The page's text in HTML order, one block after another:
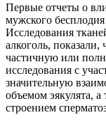
Первые отчеты о
мужского
Исследования
алкоголь,
частичную или
исследования с
значительную
объемом эякулята,
строением